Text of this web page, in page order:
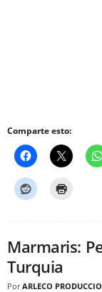
Comparte esto:
Marmaris:
Turquia
Por ARLECO